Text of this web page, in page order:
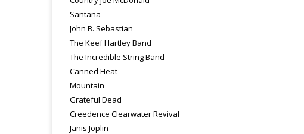
Santana
John B. Sebastian
The Keef Hartley Band
The Incredible String Band
Canned Heat
Mountain
Grateful Dead
Creedence Clearwater Revival
Janis Joplin